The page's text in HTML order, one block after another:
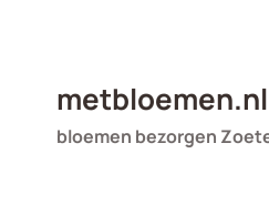
metbloemen.nl
bloemen bezorgen